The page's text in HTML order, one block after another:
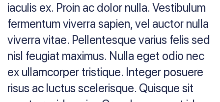
iaculis ex. Proin ac dolor nulla. Vestibulum
fermentum viverra sapien, vel auctor nulla
viverra vitae. Pellentesque varius felis sed
nisl feugiat maximus. Nulla eget odio nec
ex ullamcorper tristique. Integer posuere
risus ac luctus scelerisque. Quisque sit